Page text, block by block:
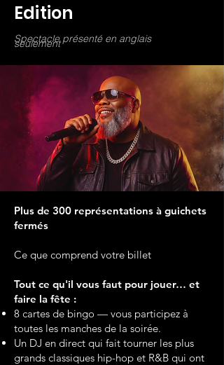
Edition
Spectacle présenté en anglais
seulement
Plus de 300 représentations à guichets
fermés
Ce que comprend votre billet
Tout ce qu'il vous faut pour jouer… et
faire la fête :
8 cartes de bingo — vous participez à
toutes les manches de la soirée.
Un DJ en direct qui fait tourner les plus
grands classiques hip-hop et R&B qui ont